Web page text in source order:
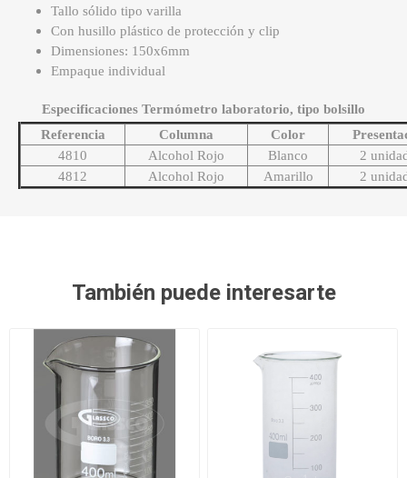
Tallo sólido tipo varilla
Con husillo plástico de protección y clip
Dimensiones: 150x6mm
Empaque individual
Especificaciones Termómetro laboratorio, tipo bolsillo
Referencia
Columna Color
4810
Alcohol Rojo Blanco
2
4812
Alcohol Rojo Amarillo 2
También puede interesarte